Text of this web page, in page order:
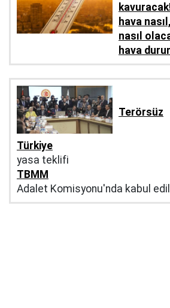
hava
nasıl
hava
Terörsüz
Türkiye
yasa teklifi
TBMM
Adalet Komisyonu'nda kabul